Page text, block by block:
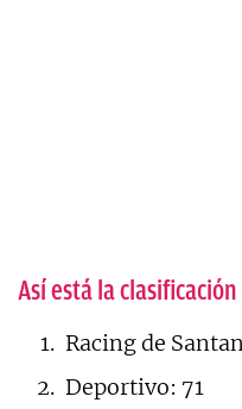
Así está la
Racing de
Deportivo: 71